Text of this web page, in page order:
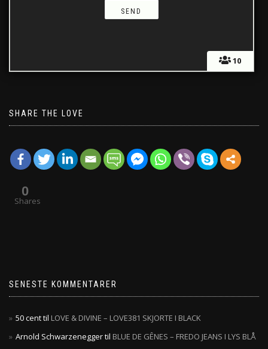
10
SHARE THE LOVE
0
Shares
SENESTE KOMMENTARER
50 centtil LOVE & DIVINE – LOVE381 SKJORTE I BLACK
Arnold Schwarzeneggertil BLUE DE GÊNES – FREDO JEANS I LYS BLÅ